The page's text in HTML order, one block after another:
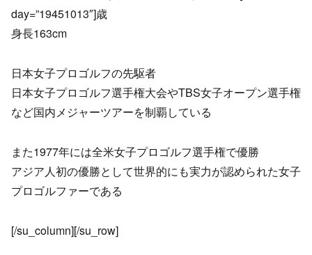
day=”19451013″]歳
身長163cm
日本女子プロゴルフの先駆者
日本女子プロゴルフ選手権大会やTBS女子オープン選手権
など国内メジャーツアーを制覇している
また1977年には全米女子プロゴルフ選手権で優勝
アジア人初の優勝として世界的にも実力が認められた女子
プロゴルファーである
[/su_column][/su_row]